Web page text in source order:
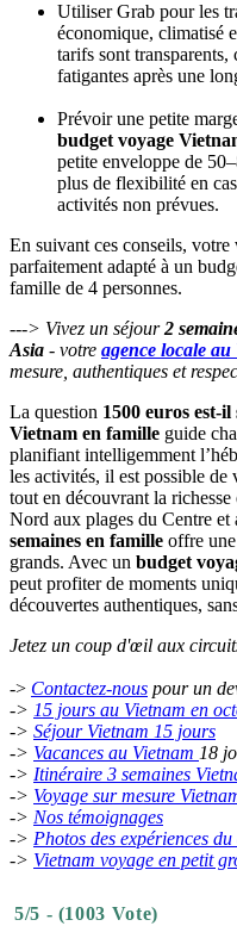
Utiliser Grab pour les
économique, climatisé
tarifs sont
fatigantes après une
Prévoir une petite
budget voyage
petite enveloppe de
plus de flexibilité en
activités non prévues.
En suivant ces conseils,
parfaitement adapté à un
famille de 4 personnes.
---> Vivez un séjour2
Asia - votre agence locale au
mesure, authentiques et
La question 1500 euros est-
Vietnam en famille guide
planifiant intelligemment
les activités, il est possible
tout en découvrant la
Nord aux plages du Centre et
semaines en famille offre
grands. Avec un budget
peut profiter de moments
découvertes authentiques,
Jetez un coup d'œil aux
-> Contactez-nous pour un
-> 15 jours au Vietnam en
-> Séjour Vietnam 15 jours
-> Vacances au Vietnam 18
-> Itinéraire 3 semaines
-> Voyage sur mesure
-> Nos témoignages
-> Photos des expériences
-> Vietnam voyage en petit
5/5 - (1003 Vote)